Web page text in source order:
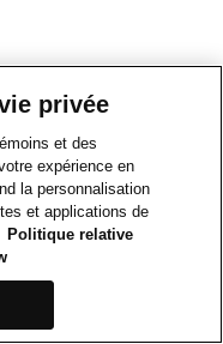
privée
et des
expérience en
la personnalisation
et applications de
Politique relative